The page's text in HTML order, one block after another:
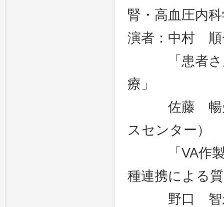
腎・高血圧内
演者：中村 順
「患者さん
療」
佐藤 暢先
スセンター）
「VA作製医
種連携による
野口 智永